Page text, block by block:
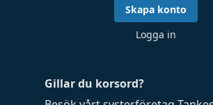
Gillar du korsord?
Skapa konto
Logga in